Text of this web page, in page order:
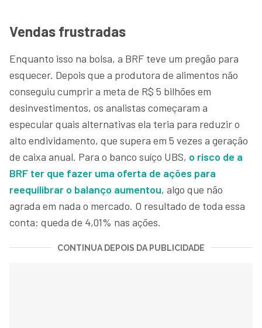
Vendas frustradas
Enquanto isso na bolsa, a BRF teve um pregão para
esquecer. Depois que a produtora de alimentos não
conseguiu cumprir a meta de R$ 5 bilhões em
desinvestimentos, os analistas começaram a
especular quais alternativas ela teria para reduzir o
alto endividamento, que supera em 5 vezes a geração
de caixa anual. Para o banco suíço UBS, o risco de a
BRF ter que fazer uma oferta de ações para
reequilibrar o balanço aumentou, algo que não
agrada em nada o mercado. O resultado de toda essa
conta: queda de 4,01% nas ações.
CONTINUA DEPOIS DA PUBLICIDADE